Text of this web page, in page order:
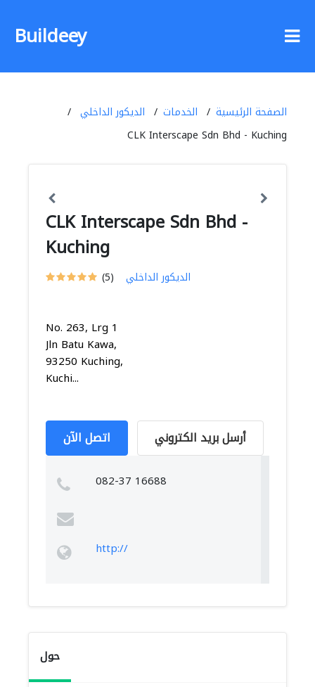
Buildeey
الصفحة الرئيسية الخدمات
الديكور الداخلي
CLK Interscape Sdn Bhd - Kuching
CLK Interscape Sdn Bhd -
Kuching
(5) الديكور الداخلي
No. 263, Lrg 1
Jln Batu Kawa,
93250 Kuching,
Kuchi...
اتصل الآن أرسل بريد الكتروني
082-37 16688
http://
حول